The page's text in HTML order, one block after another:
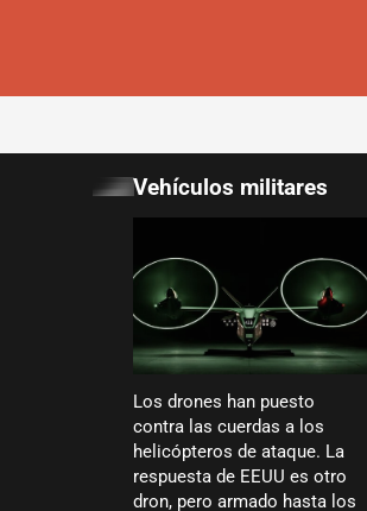
Vehículos militares
Los drones han puesto
contra las cuerdas a los
helicópteros de ataque. La
respuesta de EEUU es otro
dron, pero armado hasta los